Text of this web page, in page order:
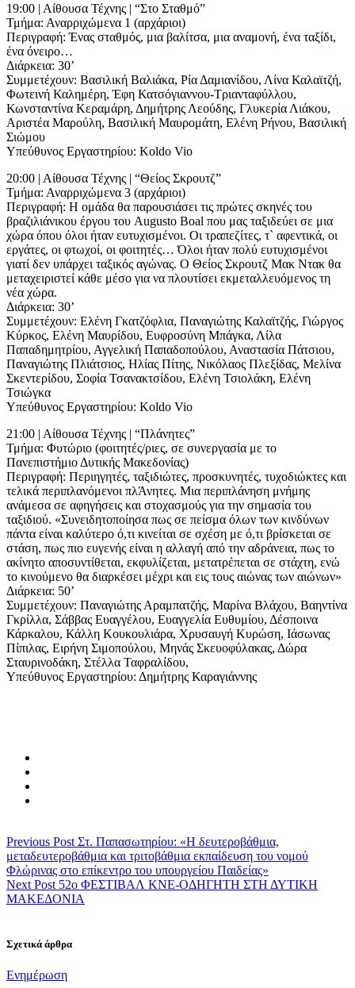
19:00 | Αίθουσα Τέχνης | “Στο Σταθμό”
Τμήμα: Αναρριχώμενα 1 (αρχάριοι)
Περιγραφή: Ένας σταθμός, μια βαλίτσα, μια αναμονή, ένα ταξίδι,
ένα όνειρο…
Διάρκεια: 30’
Συμμετέχουν: Βασιλική Βαλιάκα, Ρία Δαμιανίδου, Λίνα Καλαϊτζή,
Φωτεινή Καλημέρη, Έφη Κατσόγιαννου-Τριανταφύλλου,
Κωνσταντίνα Κεραμάρη, Δημήτρης Λεούδης, Γλυκερία Λιάκου,
Αριστέα Μαρούλη, Βασιλική Μαυρομάτη, Ελένη Ρήνου, Βασιλική
Σιώμου
Υπεύθυνος Εργαστηρίου: Koldo Vio
20:00 | Αίθουσα Τέχνης | “Θείος Σκρουτζ”
Τμήμα: Αναρριχώμενα 3 (αρχάριοι)
Περιγραφή: Η ομάδα θα παρουσιάσει τις πρώτες σκηνές του
βραζιλιάνικου έργου του Augusto Boal που μας ταξιδεύει σε μια
χώρα όπου όλοι ήταν ευτυχισμένοι. Οι τραπεζίτες, τ` αφεντικά, οι
εργάτες, οι φτωχοί, οι φοιτητές… Όλοι ήταν πολύ ευτυχισμένοι
γιατί δεν υπάρχει ταξικός αγώνας. Ο Θείος Σκρουτζ Μακ Ντακ θα
μεταχειριστεί κάθε μέσο για να πλουτίσει εκμεταλλευόμενος τη
νέα χώρα.
Διάρκεια: 30’
Συμμετέχουν: Ελένη Γκατζόφλια, Παναγιώτης Καλαϊτζής, Γιώργος
Κύρκος, Ελένη Μαυρίδου, Ευφροσύνη Μπάγκα, Λίλα
Παπαδημητρίου, Αγγελική Παπαδοπούλου, Αναστασία Πάτσιου,
Παναγιώτης Πλιάτσιος, Ηλίας Πίτης, Νικόλαος Πλεξίδας, Μελίνα
Σκεντερίδου, Σοφία Τσανακτσίδου, Ελένη Τσιολάκη, Ελένη
Τσιώγκα
Υπεύθυνος Εργαστηρίου: Koldo Vio
21:00 | Αίθουσα Τέχνης | “Πλάνητες”
Τμήμα: Φυτώριο (φοιτητές/ριες, σε συνεργασία με το
Πανεπιστήμιο Δυτικής Μακεδονίας)
Περιγραφή: Περιηγητές, ταξιδιώτες, προσκυνητές, τυχοδιώκτες και
τελικά περιπλανόμενοι πλΆνητες. Μια περιπλάνηση μνήμης
ανάμεσα σε αφηγήσεις και στοχασμούς για την σημασία του
ταξιδιού. «Συνειδητοποίησα πως σε πείσμα όλων των κινδύνων
πάντα είναι καλύτερο ό,τι κινείται σε σχέση με ό,τι βρίσκεται σε
στάση, πως πιο ευγενής είναι η αλλαγή από την αδράνεια, πως το
ακίνητο αποσυντίθεται, εκφυλίζεται, μετατρέπεται σε στάχτη, ενώ
το κινούμενο θα διαρκέσει μέχρι και εις τους αιώνας των αιώνων»
Διάρκεια: 50’
Συμμετέχουν: Παναγιώτης Αραμπατζής, Μαρίνα Βλάχου, Βαηντίνα
Γκρίλλα, Σάββας Ευαγγέλου, Ευαγγελία Ευθυμίου, Δέσποινα
Κάρκαλου, Κάλλη Κουκουλιάρα, Χρυσαυγή Κυρώση, Ιάσωνας
Πίπιλας, Ειρήνη Σιμοπούλου, Μηνάς Σκευοφύλακας, Δώρα
Σταυρινοδάκη, Στέλλα Ταφραλίδου,
Υπεύθυνος Εργαστηρίου: Δημήτρης Καραγιάννης
Previous Post Στ. Παπασωτηρίου: «Η δευτεροβάθμια,
μεταδευτεροβάθμια και τριτοβάθμια εκπαίδευση του νομού
Φλώρινας στο επίκεντρο του υπουργείου Παιδείας»
Next Post 52ο ΦΕΣΤΙΒΑΛ ΚΝΕ-ΟΔΗΓΗΤΗ ΣΤΗ ΔΥΤΙΚΗ
ΜΑΚΕΔΟΝΙΑ
Σχετικά άρθρα
Categories
Ενημέρωση